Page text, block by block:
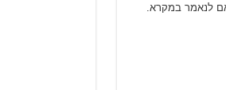
לנאמר במקרא.